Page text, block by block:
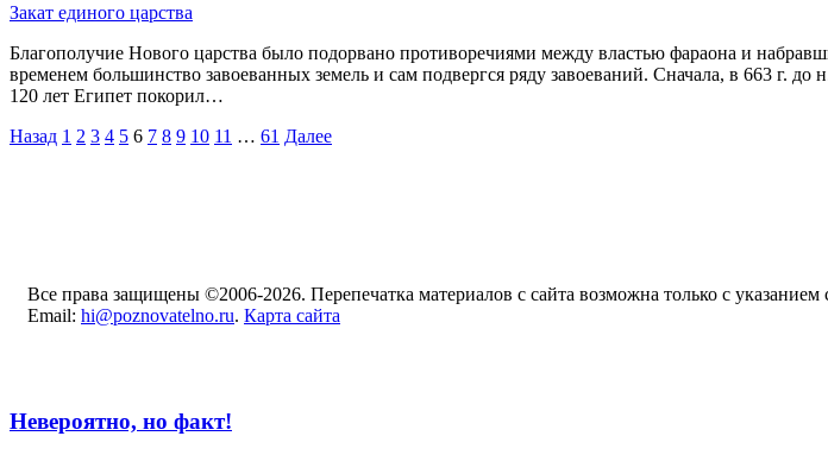
Закат единого царства
Благополучие Нового царства было подорвано противоречиями между властью фараона и
временем большинство завоеванных земель и сам подвергся ряду завоеваний. Сначала, в 663 г.
120 лет Египет покорил…
Назад 1 2 3 4 5 6 7 8 9 10 11 … 61 Далее
Все права защищены ©2006-2026. Перепечатка материалов с сайта возможна только с указанием
Email: hi@poznovatelno.ru. Карта сайта
Невероятно, но факт!